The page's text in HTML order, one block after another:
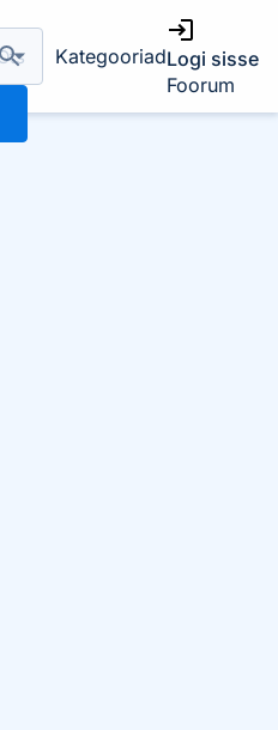
KategooriadLogi sisse
Foorum